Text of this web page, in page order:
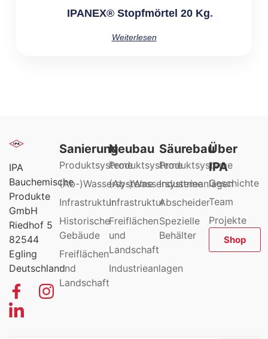
IPANEX® Stopfmörtel 20 Kg
Weiterlesen
IPA
Bauchemische
Produkte
GmbH
Riedhof 5
82544
Egling
Deutschland
Sanierung
Produktsysteme
(Ab-)Wassersysteme
Infrastruktur
Historische
Gebäude
Freiflächen
und
Landschaft
Neubau
Produktsysteme
(Ab-)Wassersysteme
Infrastruktur
Freiflächen
und
Landschaft
Industrieanlagen
Säurebau
Produktsysteme
Industrieanlagen
Abscheider
Spezielle
Behälter
Über
IPA
Geschichte
Team
Projekte
Shop